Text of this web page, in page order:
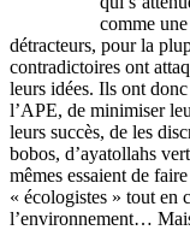
comme
détracteurs, pour la
contradictoires ont
leurs idées. Ils ont
l’APE, de minimiser
leurs succès, de les
bobos, d’ayatollahs
mêmes essaient de
« écologistes » tout en
l’environnement…